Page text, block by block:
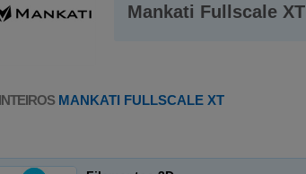
Mankati Fullscale XT
MANKATI FULLSCALE XT